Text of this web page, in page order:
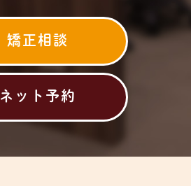
矯正相談
ネット予約